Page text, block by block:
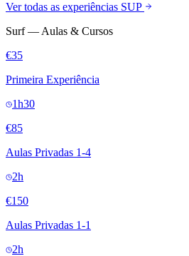
Ver todas as experiências SUP
Surf — Aulas & Cursos
€35
Primeira Experiência
1h30
€85
Aulas Privadas 1-4
2h
€150
Aulas Privadas 1-1
2h